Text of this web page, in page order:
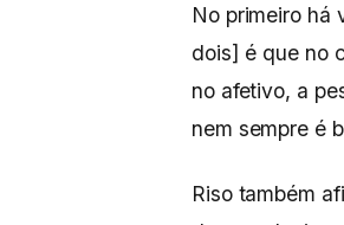
No primeiro há
dois] é que no
no afetivo, a
nem sempre é
Riso também